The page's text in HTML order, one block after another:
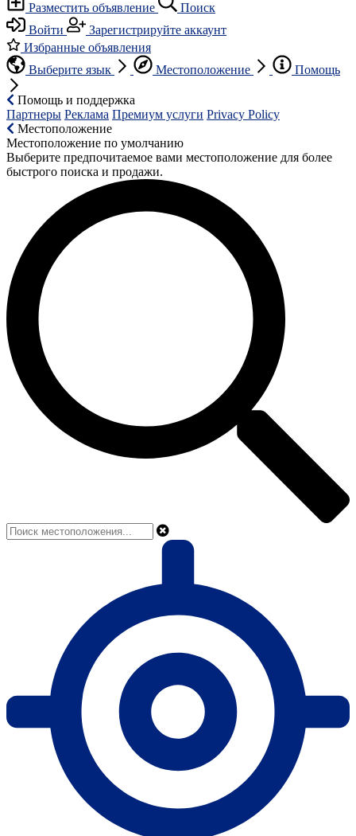
Разместить объявление
Поиск
Войти
Зарегистрируйте аккаунт
Избранные объявления
Выберите язык
Местоположение Помощь
Помощь и поддержка
Партнеры Реклама Премиум услуги Privacy Policy
Местоположение
Местоположение по умолчанию
Выберите предпочитаемое вами местоположение для более
быстрого поиска и продажи.